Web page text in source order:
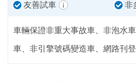
友善試車
非
車輛保證非重大事故車、非泡水
車、非引擎號碼變造車、網路刊